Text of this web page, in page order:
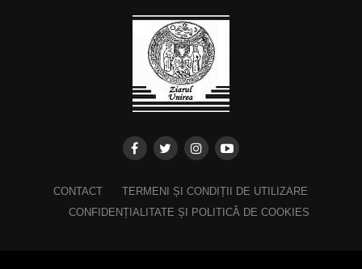
CONTACT
TERMENI ȘI CONDIȚII DE UTILIZARE
CONFIDENȚIALITATE ȘI POLITICĂ DE COOKIES